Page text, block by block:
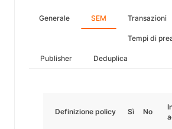
Generale SEM Transazioni
Tempi di
Publisher Deduplica
Definizione policy Sì No